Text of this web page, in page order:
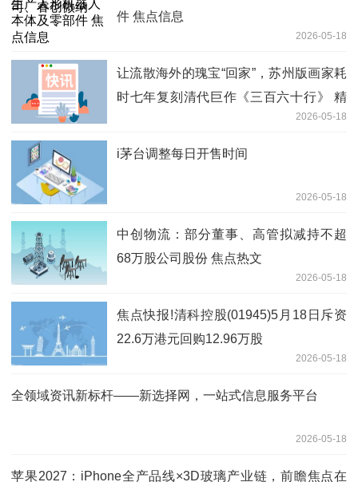
件 焦点信息
2026-05-18
让流散海外的瑰宝“回家”，苏州版画家耗
时七年复刻清代巨作《三百六十行》 精
2026-05-18
i茅台调整每日开售时间
2026-05-18
中创物流：部分董事、高管拟减持不超
68万股公司股份 焦点热文
2026-05-18
焦点快报!清科控股(01945)5月18日斥资
22.6万港元回购12.96万股
2026-05-18
全领域资讯新标杆——新选择网，一站式信息服务平台
2026-05-18
苹果2027：iPhone全产品线×3D玻璃产业链，前瞻焦点在